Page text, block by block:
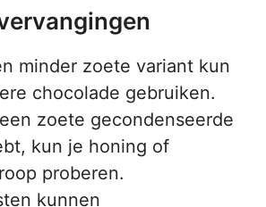
minder zoete variant kun
chocolade gebruiken.
zoete gecondenseerde
kun je honing of
proberen.
kunnen